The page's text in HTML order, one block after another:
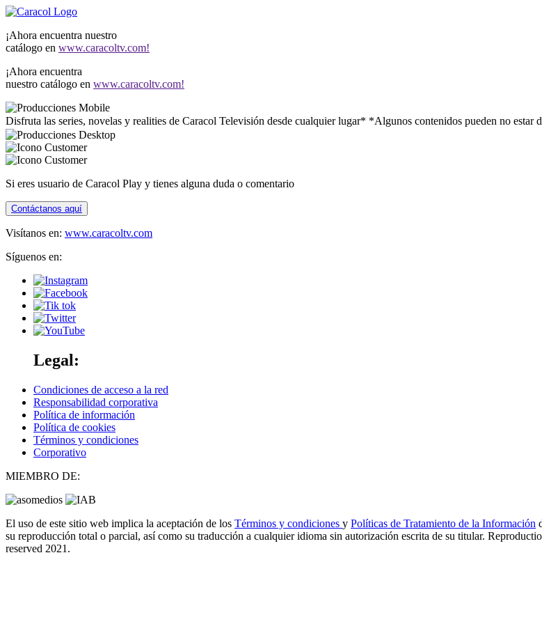
¡Ahora encuentra nuestro
catálogo en www.caracoltv.com!
¡Ahora encuentra
nuestro catálogo en www.caracoltv.com!
Disfruta las series, novelas y realities de Caracol Televisión desde cualquier lugar* *Algunos contenidos pueden no estar
Si eres usuario de Caracol Play y tienes alguna duda o comentario
Contáctanos aquí
Visítanos en: www.caracoltv.com
Síguenos en:
Legal:
Condiciones de acceso a la red
Responsabilidad corporativa
Política de información
Política de cookies
Términos y condiciones
Corporativo
MIEMBRO DE:
El uso de este sitio web implica la aceptación de los Términos y condiciones y Políticas de Tratamiento de la Información
su reproducción total o parcial, así como su traducción a cualquier idioma sin autorización escrita de su titular.
reserved 2021.